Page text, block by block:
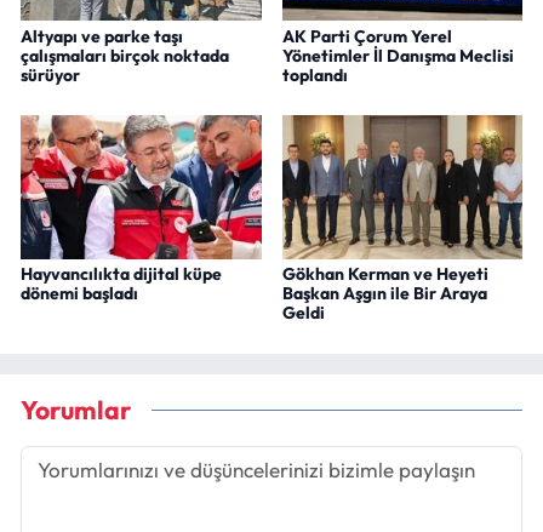
Altyapı ve parke taşı
çalışmaları birçok noktada
sürüyor
AK Parti Çorum Yerel
Yönetimler İl Danışma Meclisi
toplandı
Hayvancılıkta dijital küpe
dönemi başladı
Gökhan Kerman ve Heyeti
Başkan Aşgın ile Bir Araya
Geldi
Yorumlar